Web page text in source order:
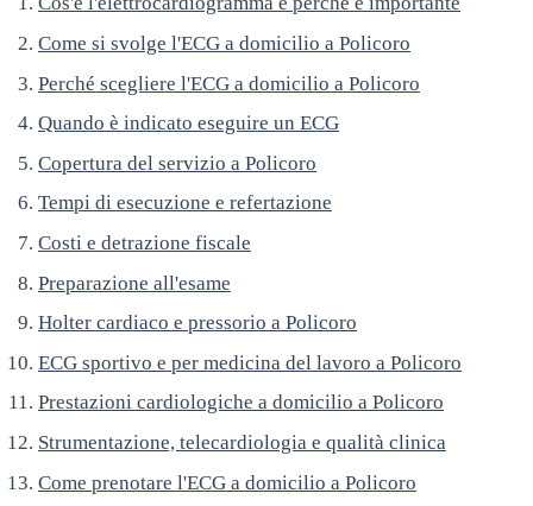
Come si svolge l'ECG a domicilio a Policoro
Perché scegliere l'ECG a domicilio a Policoro
Quando è indicato eseguire un ECG
Copertura del servizio a Policoro
Tempi di esecuzione e refertazione
Costi e detrazione fiscale
Preparazione all'esame
Holter cardiaco e pressorio a Policoro
ECG sportivo e per medicina del lavoro a Policoro
Prestazioni cardiologiche a domicilio a Policoro
Strumentazione, telecardiologia e qualità clinica
Come prenotare l'ECG a domicilio a Policoro